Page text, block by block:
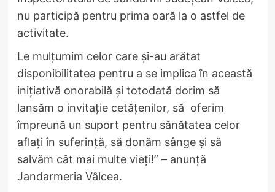
nu participă pentru prima oară la o astfel de
activitate.
Le mulțumim celor care și-au arătat
disponibilitatea pentru a se implica în această
inițiativă onorabilă și totodată dorim să
lansăm o invitație cetățenilor, să oferim
împreună un suport pentru sănătatea celor
aflați în suferință, să donăm sânge și să
salvăm cât mai multe vieți!” – anunță
Jandarmeria Vâlcea.